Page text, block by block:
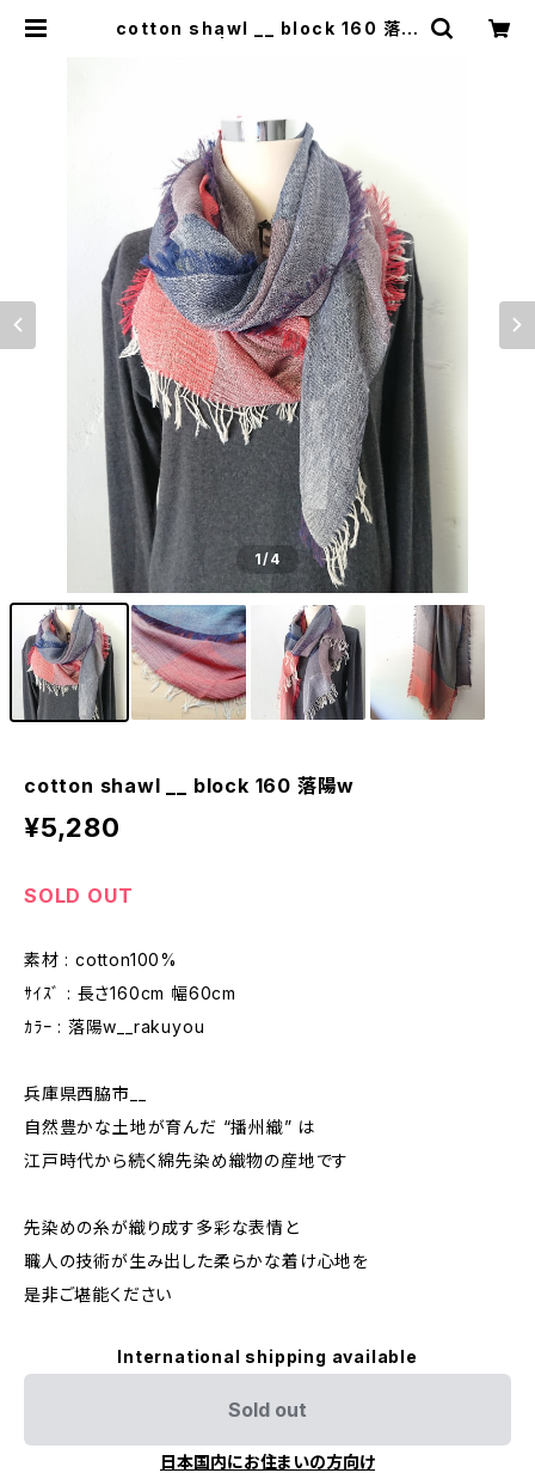
cotton shawl __ block 160 落陽
1/4
cotton shawl __ block 160 落陽w
¥5,280
SOLD OUT
素材 : cotton100%
ｻｲｽﾞ : 長さ160cm 幅60cm
ｶﾗｰ : 落陽w__rakuyou
兵庫県西脇市__
自然豊かな土地が育んだ “播州織” は
江戸時代から続く綿先染め織物の産地です
先染めの糸が織り成す多彩な表情と
職人の技術が生み出した柔らかな着け心地を
是非ご堪能ください
International shipping available
Sold out
日本国内にお住まいの方向け